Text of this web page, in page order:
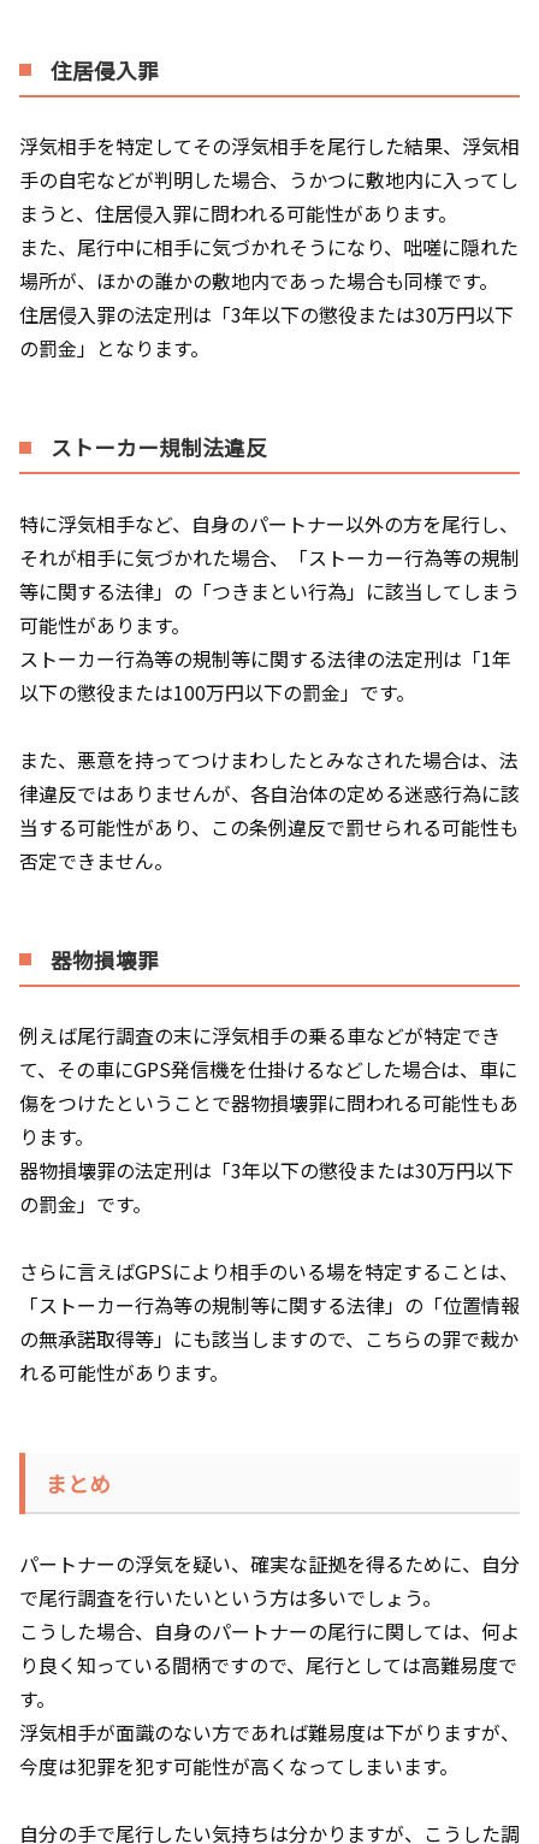
住居侵入罪
浮気相手を特定してその浮気相手を尾行した結果、浮気相
手の自宅などが判明した場合、うかつに敷地内に入ってし
まうと、住居侵入罪に問われる可能性があります。
また、尾行中に相手に気づかれそうになり、咄嗟に隠れた
場所が、ほかの誰かの敷地内であった場合も同様です。
住居侵入罪の法定刑は「3年以下の懲役または30万円以下
の罰金」となります。
ストーカー規制法違反
特に浮気相手など、自身のパートナー以外の方を尾行し、
それが相手に気づかれた場合、「ストーカー行為等の規制
等に関する法律」の「つきまとい行為」に該当してしまう
可能性があります。
ストーカー行為等の規制等に関する法律の法定刑は「1年
以下の懲役または100万円以下の罰金」です。
また、悪意を持ってつけまわしたとみなされた場合は、法
律違反ではありませんが、各自治体の定める迷惑行為に該
当する可能性があり、この条例違反で罰せられる可能性も
否定できません。
器物損壊罪
例えば尾行調査の末に浮気相手の乗る車などが特定でき
て、その車にGPS発信機を仕掛けるなどした場合は、車に
傷をつけたということで器物損壊罪に問われる可能性もあ
ります。
器物損壊罪の法定刑は「3年以下の懲役または30万円以下
の罰金」です。
さらに言えばGPSにより相手のいる場を特定することは、
「ストーカー行為等の規制等に関する法律」の「位置情報
の無承諾取得等」にも該当しますので、こちらの罪で裁か
れる可能性があります。
まとめ
パートナーの浮気を疑い、確実な証拠を得るために、自分
で尾行調査を行いたいという方は多いでしょう。
こうした場合、自身のパートナーの尾行に関しては、何よ
り良く知っている間柄ですので、尾行としては高難易度で
す。
浮気相手が面識のない方であれば難易度は下がりますが、
今度は犯罪を犯す可能性が高くなってしまいます。
自分の手で尾行したい気持ちは分かりますが、こうした調